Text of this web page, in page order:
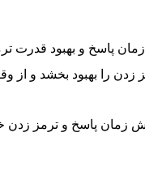
پاسخ و بهبود قدرت
را بهبود بخشد و از
زمان پاسخ و ترمز